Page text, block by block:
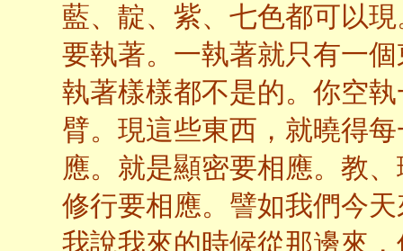
藍、靛、紫、七色都可以
要執著。一執著就只有一
執著樣樣都不是的。你空
臂。現這些東西，就曉得
應。就是顯密要相應。教
修行要相應。譬如我們今
我說我來的時候從那邊來